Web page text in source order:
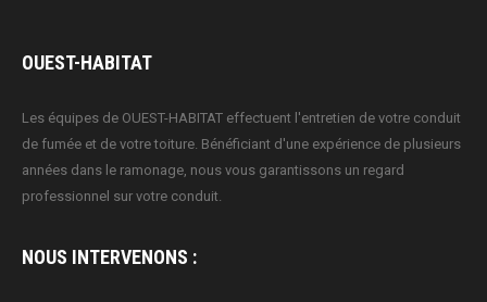
OUEST-HABITAT
Les équipes de OUEST-HABITAT effectuent l'entretien de votre conduit
de fumée et de votre toiture. Bénéficiant d'une expérience de plusieurs
années dans le ramonage, nous vous garantissons un regard
professionnel sur votre conduit.
NOUS INTERVENONS :